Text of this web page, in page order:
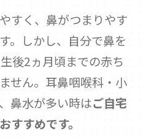
すく、鼻がつまりやす
。しかし、自分で鼻を
後2ヵ月頃までの赤ち
せん。耳鼻咽喉科・小
鼻水が多い時はご自宅
すすめです。